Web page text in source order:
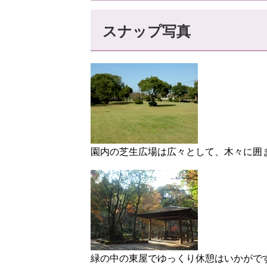
スナップ写真
園内の芝生広場は広々として、木々に囲
緑の中の東屋でゆっくり休憩はいかがで